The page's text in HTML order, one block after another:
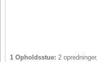
1 Opholdsstue: 2